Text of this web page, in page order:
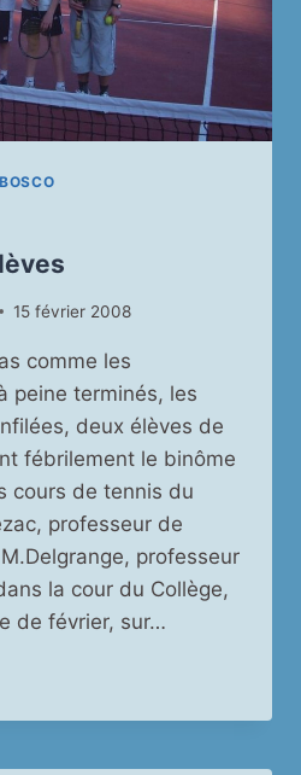
15 février 2008
comme les
peine terminés, les
deux élèves de
fébrilement le binôme
cours de tennis du
professeur de
professeur
la cour du Collège,
de février, sur…